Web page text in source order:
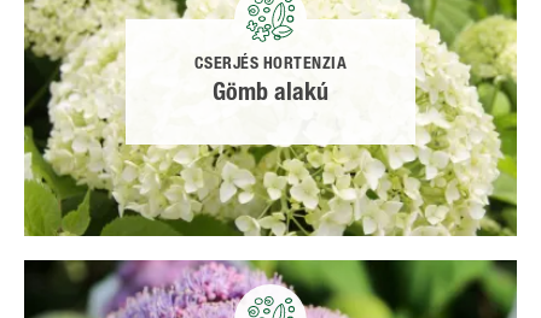
CSERJÉS HORTENZIA
Gömb alakú